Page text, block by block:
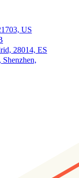
US
28014, ES